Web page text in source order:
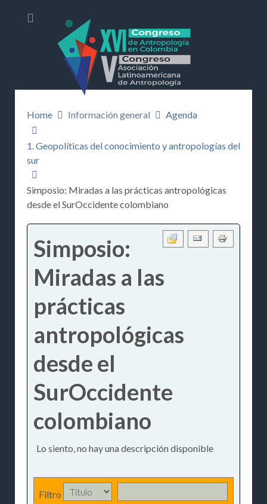
Home Información general Agenda
1. Geopolíticas del conocimiento y antropologías del
sur
Simposio: Miradas a las prácticas antropológicas
desde el SurOccidente colombiano
Simposio:
Miradas a las
prácticas
antropológicas
desde el
SurOccidente
colombiano
Lo siento, no hay una descripción disponible
Filtro